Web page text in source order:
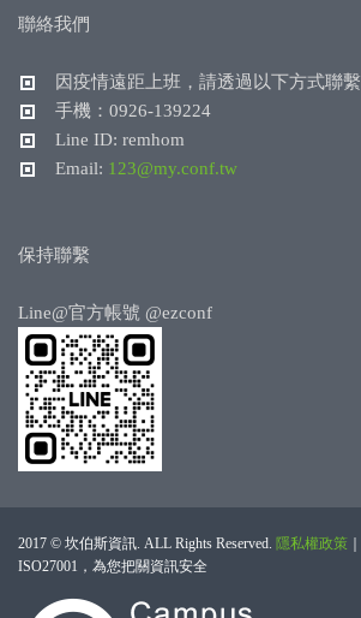
聯絡我們
因疫情遠距上班，請透過以下方式聯繫
手機：0926-139224
Line ID: remhom
Email: 123@my.conf.tw
保持聯繫
Line@官方帳號 @ezconf
2017 © 坎伯斯資訊. ALL Rights Reserved. 隱私權政策 ｜
ISO27001，為您把關資訊安全